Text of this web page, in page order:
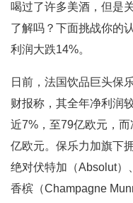
喝过了许多美酒，但是
了解吗？下面挑战你的
利润大跌14%。
日前，法国饮品巨头保
财报称，其全年净利润
近7%，至79亿欧元，
亿欧元。保乐力加旗下
绝对伏特加（Absolut）
香槟（Champagne